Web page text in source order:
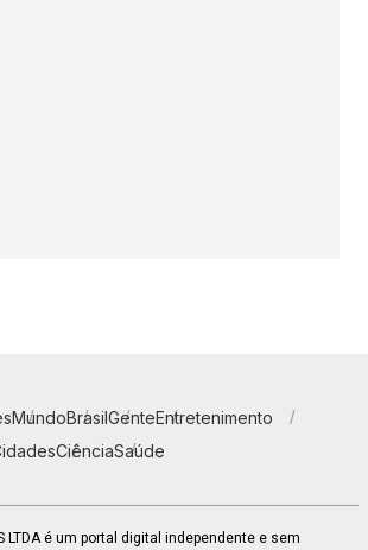
MundoBrasilGenteEntretenimento
CiênciaSaúde
LTDA é um portal digital independente e sem